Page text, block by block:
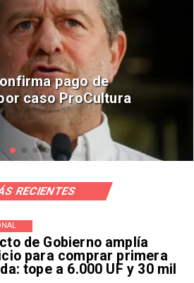
construcción de
Teniente por
de Gobierno amplía
para comprar primera
tope a 6.000 UF y 30 mil
RECIENTES